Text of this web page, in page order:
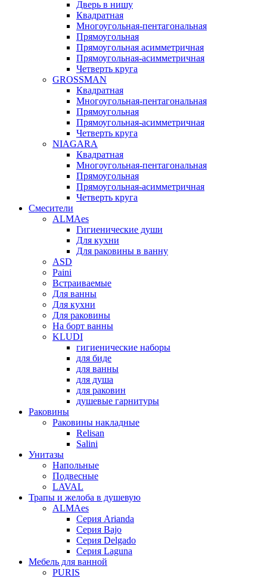
Дверь в нишу
Квадратная
Многоугольная-пентагональная
Прямоугольная
Прямоугольная асимметричная
Прямоугольная-асимметричная
Четверть круга
GROSSMAN
Квадратная
Многоугольная-пентагональная
Прямоугольная
Прямоугольная-асимметричная
Четверть круга
NIAGARA
Квадратная
Многоугольная-пентагональная
Прямоугольная
Прямоугольная-асимметричная
Четверть круга
Смесители
ALMAes
Гигиенические души
Для кухни
Для раковины в ванну
ASD
Paini
Встраиваемые
Для ванны
Для кухни
Для раковины
На борт ванны
KLUDI
гигиенические наборы
для биде
для ванны
для душа
для раковин
душевые гарнитуры
Раковины
Раковины накладные
Relisan
Salini
Унитазы
Напольные
Подвесные
LAVAL
Трапы и желоба в душевую
ALMAes
Серия Arianda
Серия Bajo
Серия Delgado
Серия Laguna
Мебель для ванной
PURIS